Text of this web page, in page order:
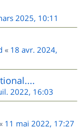
2025, 10:11
« 18 avr. 2024,
2022, 16:03
11 mai 2022, 17:27